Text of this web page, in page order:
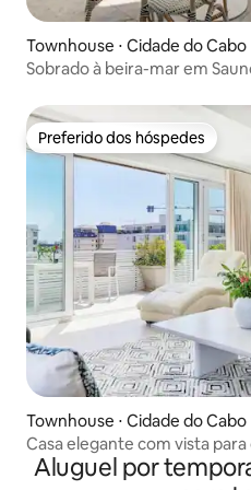
Townhouse ⋅ Cidade do Cabo
Sobrado à beira-mar em
Preferido dos hóspedes
Preferido dos hóspedes
Townhouse ⋅ Cidade do Cabo
Casa elegante com vista
Aluguel por